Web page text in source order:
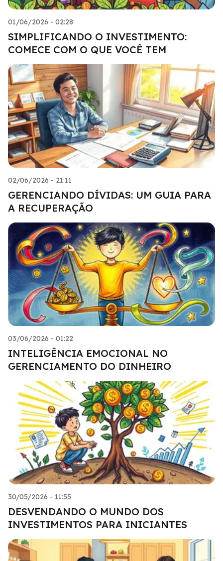
01/06/2026 - 02:28
SIMPLIFICANDO O INVESTIMENTO:
COMECE COM O QUE VOCÊ TEM
02/06/2026 - 21:11
GERENCIANDO DÍVIDAS: UM GUIA PARA
A RECUPERAÇÃO
03/06/2026 - 01:22
INTELIGÊNCIA EMOCIONAL NO
GERENCIAMENTO DO DINHEIRO
30/05/2026 - 11:55
DESVENDANDO O MUNDO DOS
INVESTIMENTOS PARA INICIANTES